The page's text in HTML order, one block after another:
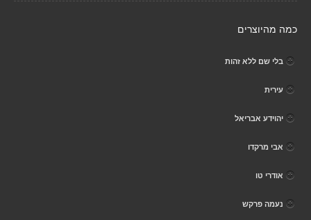
כמה מהיוצרים
בלי שם ללא זהות
עירית
יהוידע אבריאל
אבי מרקדו
אודרי טו
נעמה פרקש